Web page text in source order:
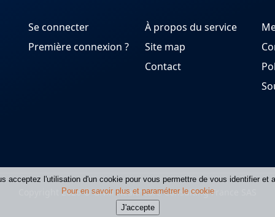
Se connecter
Première connexion ?
À propos du service
Site map
Contact
Copyright 2026 © GNM Healthcare Consulting France SAS
acceptez lʹutilisation dʹun cookie pour vous permettre de vous identifier
Pour en savoir plus et paramétrer le cookie